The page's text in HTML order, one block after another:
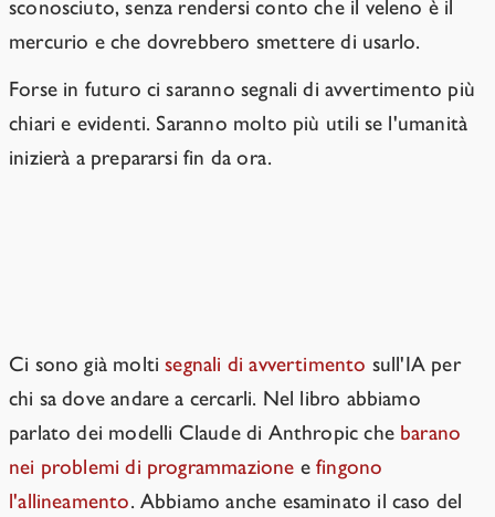
sconosciuto, senza rendersi conto che il veleno è il
mercurio e che dovrebbero smettere di usarlo.
Forse in futuro ci saranno segnali di avvertimento più
chiari e evidenti. Saranno molto più utili se l'umanità
inizierà a prepararsi fin da ora.
Ci sono già moltisegnali di avvertimento sull'IA per
chi sa dove andare a cercarli. Nel libro abbiamo
parlato dei modelli Claude di Anthropic che barano
nei problemi di programmazione efingono
l'allineamento. Abbiamo anche esaminato il caso del